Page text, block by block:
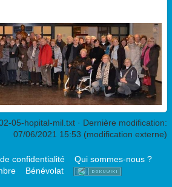
05-hopital-mil.txt · Dernière modification:
07/06/2021 15:53 (modification externe)
confidentialité
Qui sommes-nous ?
Bénévolat